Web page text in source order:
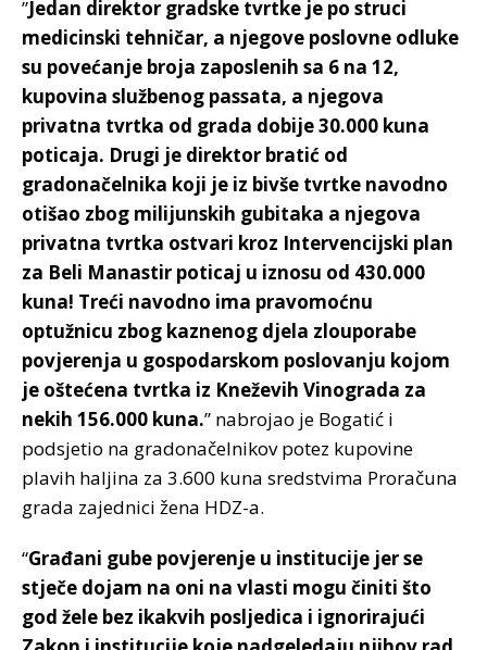
”Jedan direktor gradske tvrtke je po struci
medicinski tehničar, a njegove poslovne odluke
su povećanje broja zaposlenih sa 6 na 12,
kupovina službenog passata, a njegova
privatna tvrtka od grada dobije 30.000 kuna
poticaja. Drugi je direktor bratić od
gradonačelnika koji je iz bivše tvrtke navodno
otišao zbog milijunskih gubitaka a njegova
privatna tvrtka ostvari kroz Intervencijski plan
za Beli Manastir poticaj u iznosu od 430.000
kuna! Treći navodno ima pravomoćnu
optužnicu zbog kaznenog djela zlouporabe
povjerenja u gospodarskom poslovanju kojom
je oštećena tvrtka iz Kneževih Vinograda za
nekih 156.000 kuna.” nabrojao je Bogatić i
podsjetio na gradonačelnikov potez kupovine
plavih haljina za 3.600 kuna sredstvima Proračuna
grada zajednici žena HDZ-a.
“Građani gube povjerenje u institucije jer se
stječe dojam na oni na vlasti mogu činiti što
god žele bez ikakvih posljedica i ignorirajući